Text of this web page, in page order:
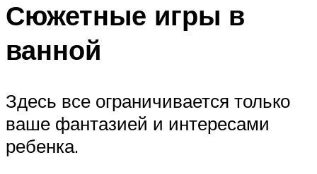
Сюжетные игры в
ванной
Здесь все ограничивается только
ваше фантазией и интересами
ребенка.